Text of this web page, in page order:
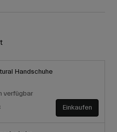
Handschuhe
verfügbar
Einkaufen